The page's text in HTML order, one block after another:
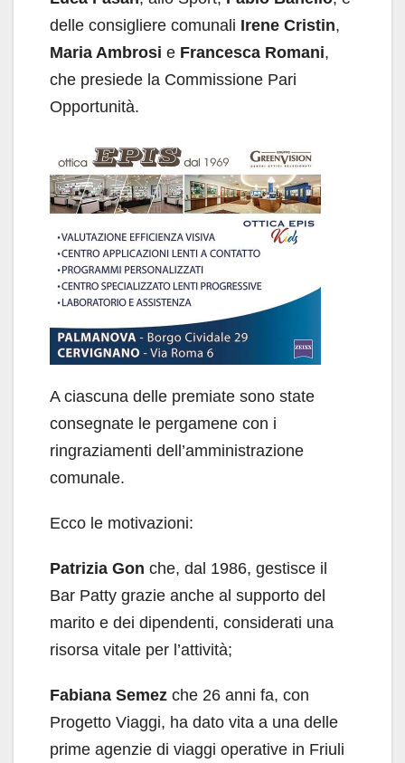
delle consigliere comunali Irene Cristin,
Maria Ambrosi e Francesca Romani,
che presiede la Commissione Pari
Opportunità.
A ciascuna delle premiate sono state
consegnate le pergamene con i
ringraziamenti dell’amministrazione
comunale.
Ecco le motivazioni:
Patrizia Gon che, dal 1986, gestisce il
Bar Patty grazie anche al supporto del
marito e dei dipendenti, considerati una
risorsa vitale per l’attività;
Fabiana Semez che 26 anni fa, con
Progetto Viaggi, ha dato vita a una delle
prime agenzie di viaggi operative in Friuli